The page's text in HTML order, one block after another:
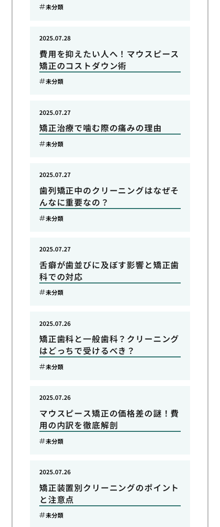
未分類
費用を抑えたい人へ！マウスピース
矯正のコストダウン術
2025.07.28
未分類
矯正治療で噛む際の痛みの理由
2025.07.27
未分類
歯列矯正中のクリーニングはなぜそ
んなに重要なの？
2025.07.27
未分類
舌癖が歯並びに及ぼす影響と矯正歯
科での対応
2025.07.27
未分類
矯正歯科と一般歯科？クリーニング
はどっちで受けるべき？
2025.07.26
未分類
マウスピース矯正の価格差の謎！費
用の内訳を徹底解剖
2025.07.26
未分類
矯正装置別クリーニングのポイント
と注意点
2025.07.26
未分類